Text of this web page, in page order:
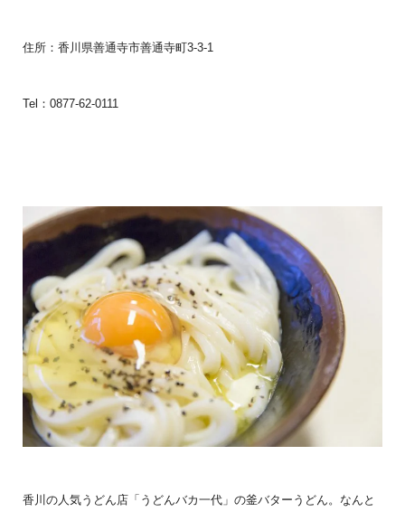
住所：香川県善通寺市善通寺町3-3-1
Tel：0877-62-0111
香川の人気うどん店「うどんバカ一代」の釜バターうどん。なんと